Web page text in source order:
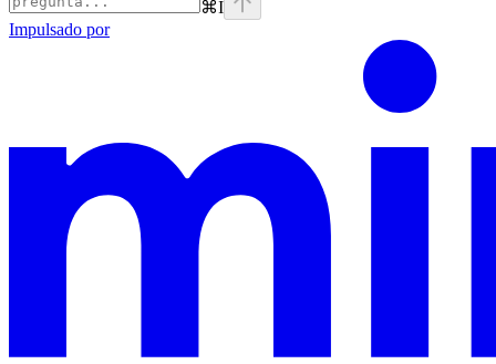
⌘I
Impulsado por